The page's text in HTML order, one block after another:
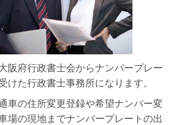
阪府行政書士会からナンバープレー
けた行政書士事務所になります。
車の住所変更登録や希望ナンバー変
場の現地までナンバープレートの出